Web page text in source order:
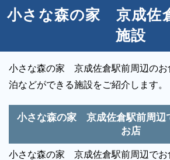
小さな森の家 京成佐
施設
小さな森の家 京成佐倉駅前周辺のお
泊などができる施設をご紹介します。
小さな森の家 京成佐倉駅前周辺
お店
小さな森の家 京成佐倉駅前周辺でお